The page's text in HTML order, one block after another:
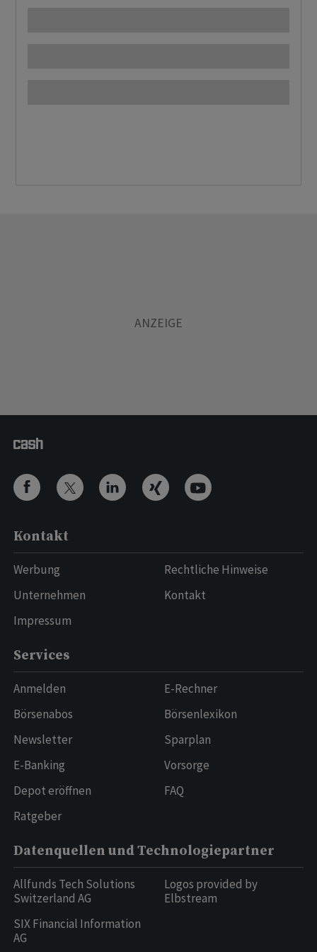
Kontakt
Werbung
Unternehmen
Impressum
Rechtliche Hinweise
Kontakt
Services
Anmelden
Börsenabos
Newsletter
E-Banking
Depot eröffnen
Ratgeber
E-Rechner
Börsenlexikon
Sparplan
Vorsorge
FAQ
Datenquellen und Technologiepartner
Allfunds Tech Solutions
Switzerland AG
SIX Financial Information
AG
Logos provided by
Elbstream